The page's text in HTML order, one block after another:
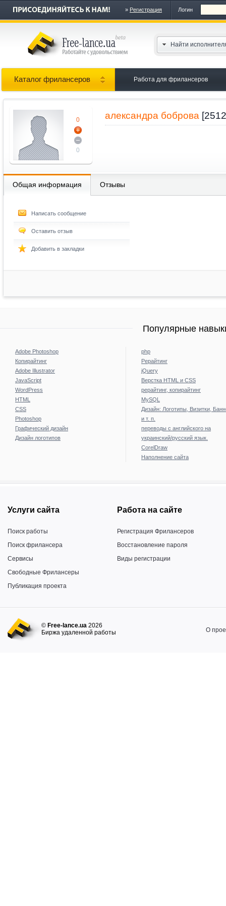
» Регистрация Логин
Найти
Каталог фрилансеров Работа для фрилансеров
0
0
александра боброва
Общая информация Отзывы
Написать сообщение
Оставить отзыв
Добавить в закладки
Популярные
Adobe Photoshop
Копирайтинг
Adobe Illustrator
JavaScript
WordPress
HTML
CSS
Photoshop
Графический дизайн
Дизайн логотипов
php
Рерайтинг
jQuery
Верстка HTML и CSS
рерайтинг, копирайтинг
MySQL
Дизайн: Логотипы, Визитки,
и т. п.
переводы с английского на
украинский/русский язык.
CorelDraw
Наполнение сайта
Услуги сайта
Поиск работы
Поиск фрилансера
Сервисы
Свободные Фрилансеры
Публикация проекта
Работа на сайте
Регистрация Фрилансеров
Восстановление пароля
Виды регистрации
© Free-lance.ua 2026
Биржа удаленной работы
О